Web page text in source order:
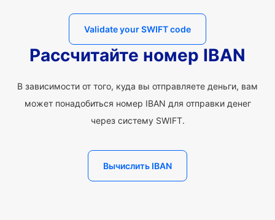
Validate your SWIFT code
Рассчитайте номер IBAN
В зависимости от того, куда вы отправляете деньги, вам
может понадобиться номер IBAN для отправки денег
через систему SWIFT.
Вычислить IBAN